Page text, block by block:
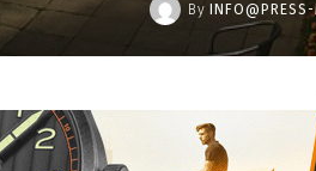
By